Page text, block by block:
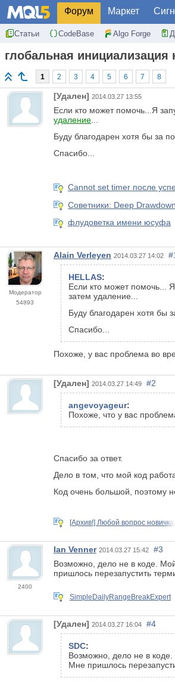
Форум Маркет
Статьи CodeBase Algo Forge
глобальная
1 2 3 4 5 6 7 8
[Удален] 2014.03.27 13:55
Если кто может помочь...Я
удаление...
Буду благодарен хотя бы за
Спасибо...
Cannot set timer после
Советники: Deep
флудоветка имени юсуфа
Модератор
54893
Alain Verleyen 2014.03.27 14:02
HELLAS:
Если кто может помочь...
затем удаление...
Буду благодарен хотя бы
Спасибо...
Похоже, у вас проблема во
[Удален] 2014.03.27 14:49 #2
angevoyageur:
Похоже, что у вас
Спасибо за ответ.
Дело в том, что мой код
Код очень большой, поэтому
[Архив!] Любой вопрос новичка,
2400
Ian Venner 2014.03.27 15:42
#3
Возможно, дело не в коде.
пришлось перезапустить
SimpleDailyRangeBreakExpert
[Удален] 2014.03.27 16:04 #4
SDC:
Возможно, дело не в коде.
Мне пришлось